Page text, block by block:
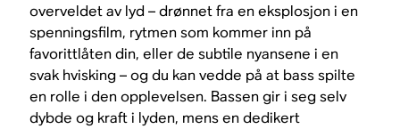
overveldet av lyd – drønnet fra en eksplosjon i en
spenningsfilm, rytmen som kommer inn på
favorittlåten din, eller de subtile nyansene i en
svak hvisking – og du kan vedde på at bass spilte
en rolle i den opplevelsen. Bassen gir i seg selv
dybde og kraft i lyden, mens en dedikert